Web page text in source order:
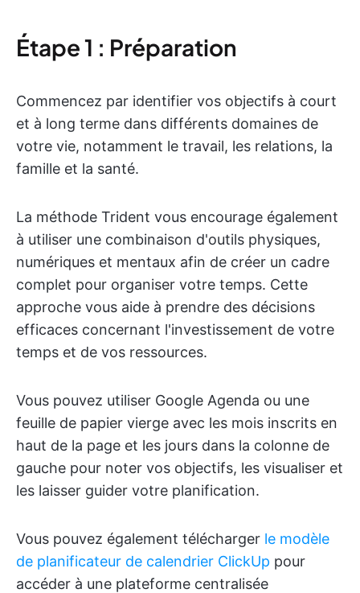
Étape 1 : Préparation
Commencez par identifier vos objectifs à court
et à long terme dans différents domaines de
votre vie, notamment le travail, les relations, la
famille et la santé.
La méthode Trident vous encourage également
à utiliser une combinaison d'outils physiques,
numériques et mentaux afin de créer un cadre
complet pour organiser votre temps. Cette
approche vous aide à prendre des décisions
efficaces concernant l'investissement de votre
temps et de vos ressources.
Vous pouvez utiliser Google Agenda ou une
feuille de papier vierge avec les mois inscrits en
haut de la page et les jours dans la colonne de
gauche pour noter vos objectifs, les visualiser et
les laisser guider votre planification.
Vous pouvez également télécharger le modèle
de planificateur de calendrier ClickUp pour
accéder à une plateforme centralisée